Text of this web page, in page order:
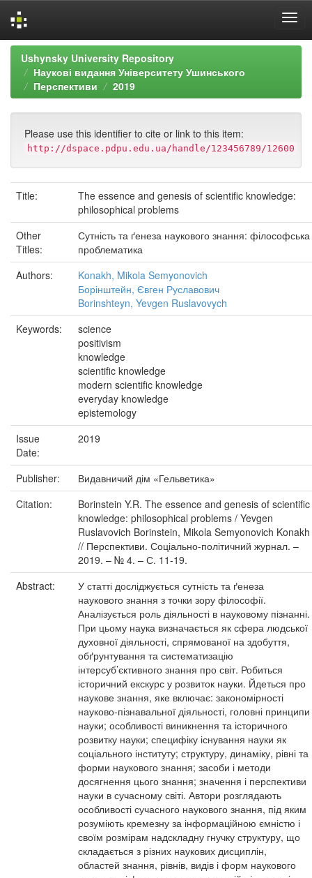
Skip
navigation
Ushynsky University Repository
Наукові видання Університету Ушинського
Перспективи
2019
Please use this identifier to cite or link to this item:
http://dspace.pdpu.edu.ua/handle/123456789/12600
Title:
The essence and genesis of scientific knowledge:
philosophical problems
Other
Titles:
Сутність та ґенеза наукового знання: філософська
проблематика
Authors:
Konakh, Mikola Semyonovich
Борінштейн, Євген Руславович
Borinshteyn, Yevgen Ruslavovych
Keywords:
science
positivism
knowledge
scientific knowledge
modern scientific knowledge
everyday knowledge
epistemology
Issue
Date:
2019
Publisher:
Видавничий дім «Гельветика»
Citation:
Borinstein Y.R. The essence and genesis of scientific
knowledge: philosophical problems / Yevgen
Ruslavovich Borinstein, Mikola Semyonovich Konakh
// Перспективи. Соціально-політичний журнал. –
2019. – № 4. – С. 11-19.
Abstract:
У статті досліджується сутність та ґенеза
наукового знання з точки зору філософії.
Аналізується роль діяльності в науковому пізнанні.
При цьому наука визначається як сфера людської
духовної діяльності, спрямованої на здобуття,
обґрунтування та систематизацію
інтерсуб’єктивного знання про світ. Робиться
історичний екскурс у розвиток науки. Йдеться про
наукове знання, яке включає: закономірності
науково-пізнавальної діяльності, головні принципи
науки; особливості виникнення та історичного
розвитку науки; специфіку існування науки як
соціального інституту; структуру, динаміку, рівні та
форми наукового знання; засоби і методи
досягнення цього знання; значення і перспективи
науки в сучасному світі. Автори розглядають
особливості сучасного наукового знання, під яким
розуміють кремезну за інформаційною ємністю і
своїм розмірам надскладну гнучку структуру, що
складається з різних наукових дисциплін,
областей знання, рівнів, видів і форм наукового